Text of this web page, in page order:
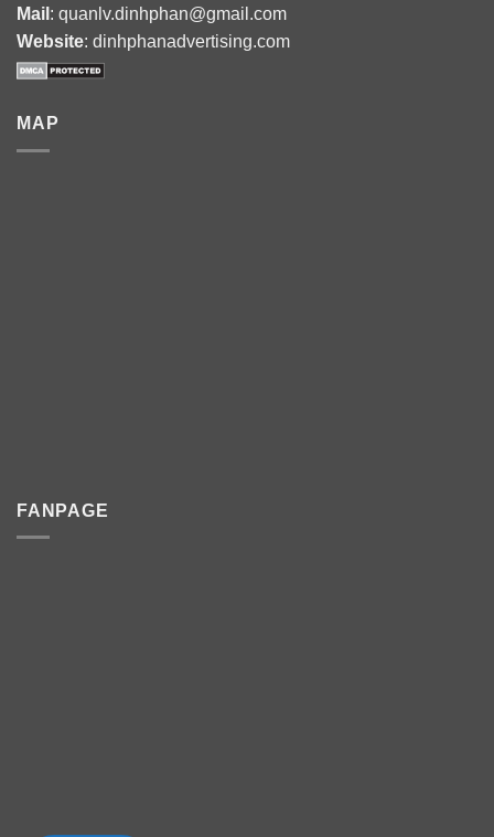
Mail : quanlv.dinhphan@gmail.com
Website: dinhphanadvertising.com
MAP
FANPAGE